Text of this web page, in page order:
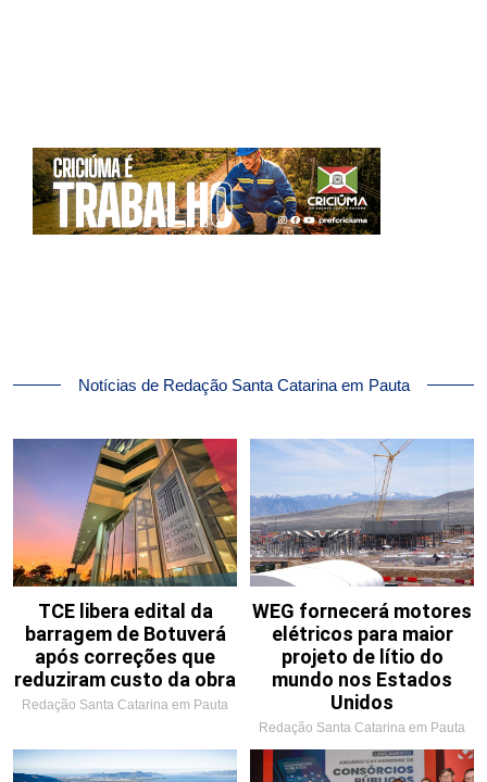
Notícias de Redação Santa Catarina em Pauta
TCE libera edital da
barragem de Botuverá
após correções que
reduziram custo da obra
Redação Santa Catarina em Pauta
WEG fornecerá motores
elétricos para maior
projeto de lítio do
mundo nos Estados
Unidos
Redação Santa Catarina em Pauta